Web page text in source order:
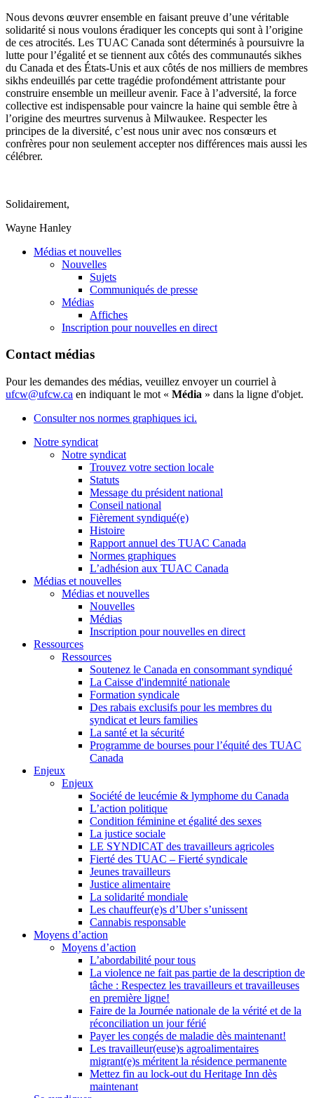
Nous devons œuvrerensemble en faisant preuve d’une véritable
solidarité si nous voulons éradiquerles concepts qui sont à l’origine
de ces atrocités. Les TUAC Canada sont déterminés à poursuivre la
lutte pourl’égalité et se tiennent aux côtés des communautés sikhes
du Canada et des États-Unis et aux côtés de nos milliers de membres
sikhs endeuillés parcette tragédie profondément attristante pour
construire ensemble un meilleur avenir. Face à l’adversité, la force
collective est indispensable pourvaincre la haine qui semble être à
l’origine des meurtres survenus à Milwaukee. Respecter les
principes de la diversité, c’est nous unir avec nos consœurs et
confrères pour non seulement accepternos différences mais aussi les
célébrer.
Solidairement,
Wayne Hanley
Médias et nouvelles
Nouvelles
Sujets
Communiqués de presse
Médias
Affiches
Inscription pour nouvelles en direct
Contact médias
Pour les demandes des médias, veuillez envoyer un courriel à
ufcw@ufcw.ca en indiquant le mot « Média » dans la ligne d'objet.
Consulter nos normes graphiques ici.
Notre syndicat
Notre syndicat
Trouvez votre section locale
Statuts
Message du président national
Conseil national
Fièrement syndiqué(e)
Histoire
Rapport annuel des TUAC Canada
Normes graphiques
L’adhésion aux TUAC Canada
Médias et nouvelles
Médias et nouvelles
Nouvelles
Médias
Inscription pour nouvelles en direct
Ressources
Ressources
Soutenez le Canada en consommant syndiqué
La Caisse d'indemnité nationale
Formation syndicale
Des rabais exclusifs pour les membres du
syndicat et leurs families
La santé et la sécurité
Programme de bourses pour l’équité des TUAC
Canada
Enjeux
Enjeux
Société de leucémie & lymphome du Canada
L’action politique
Condition féminine et égalité des sexes
La justice sociale
LE SYNDICAT des travailleurs agricoles
Fierté des TUAC – Fierté syndicale
Jeunes travailleurs
Justice alimentaire
La solidarité mondiale
Les chauffeur(e)s d’Uber s’unissent
Cannabis responsable
Moyens d’action
Moyens d’action
L’abordabilité pour tous
La violence ne fait pas partie de la description de
tâche : Respectez les travailleurs et travailleuses
en première ligne!
Faire de la Journée nationale de la vérité et de la
réconciliation un jour férié
Payer les congés de maladie dès maintenant!
Les travailleur(euse)s agroalimentaires
migrant(e)s méritent la résidence permanente
Mettez fin au lock-out du Heritage Inn dès
maintenant